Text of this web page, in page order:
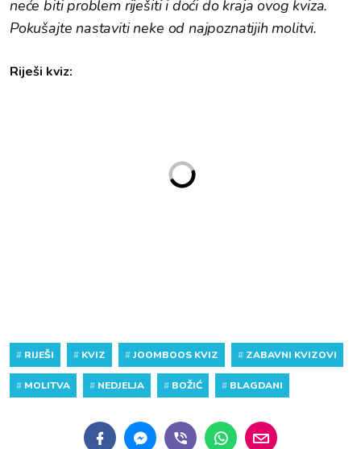
neće biti problem riješiti i doći do kraja ovog kviza.
Pokušajte nastaviti neke od najpoznatijih molitvi.
Riješi kviz:
# RIJEŠI # KVIZ #JOOMBOOS KVIZ # ZABAVNI KVIZOVI
# MOLITVA # NEDJELJA # BOŽIĆ # BLAGDANI